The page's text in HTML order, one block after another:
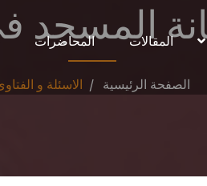
المقالات المحاضرات
الصفحة الرئيسية الاسئلة و